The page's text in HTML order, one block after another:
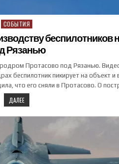
Posted in
СОБЫТИЯ
беспилотников
Рязанью
Протасово под Рязанью.
беспилотник пикирует на объект и
что его сняли в Протасово. О
ДАЛЕЕ